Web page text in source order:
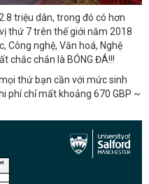
triệu dân, trong đó có hơn
thứ 7 trên thế giới năm 2018
Công nghệ, Văn hoá, Nghệ
chắc chắn là BÓNG ĐÁ!!!
thứ bạn cần với mức sinh
phí chỉ mất khoảng 670 GBP ~